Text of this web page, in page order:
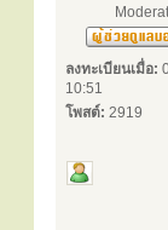
ลงทะเบียนเมื่อ:
10:51
โพสต์: 2919